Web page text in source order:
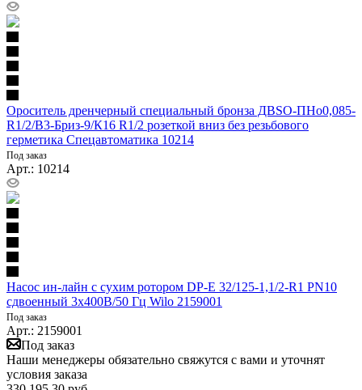
Ороситель дренчерный специальный бронза ДВSО-ПНо0,085-
R1/2/В3-Бриз-9/К16 R1/2 розеткой вниз без резьбового
герметика Спецавтоматика 10214
Под заказ
Арт.: 10214
Насос ин-лайн с сухим ротором DP-E 32/125-1,1/2-R1 PN10
сдвоенный 3х400В/50 Гц Wilo 2159001
Под заказ
Арт.: 2159001
Под заказ
Наши менеджеры обязательно свяжутся с вами и уточнят
условия заказа